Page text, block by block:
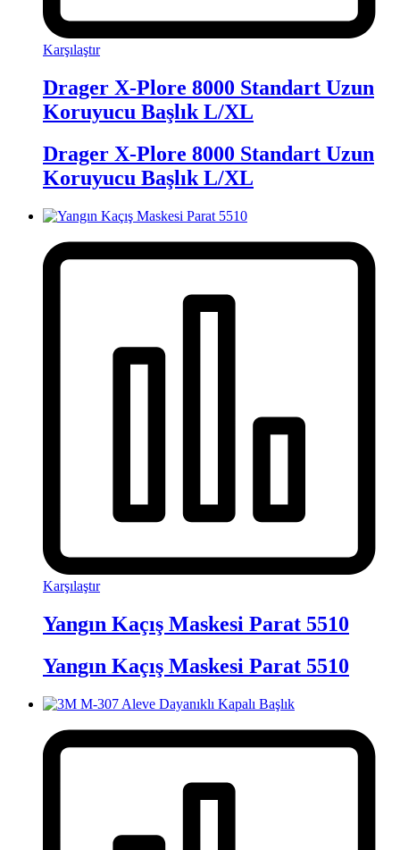
Karşılaştır
Drager X-Plore 8000 Standart Uzun
Koruyucu Başlık L/XL
Drager X-Plore 8000 Standart Uzun
Koruyucu Başlık L/XL
Karşılaştır
Yangın Kaçış Maskesi Parat 5510
Yangın Kaçış Maskesi Parat 5510